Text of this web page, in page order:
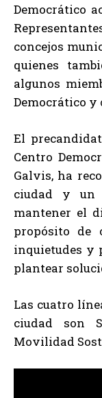
Democrático
concejos
quienes
algunos
Democrático y
El
Centro
Galvis, ha
ciudad y un
mantener el
propósito de
inquietudes y
plantear
Las cuatro
ciudad son
Movilidad